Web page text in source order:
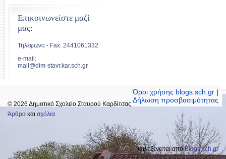
Επικοινωνείστε μαζί
μας:
Τηλέφωνο - Fax: 2441061332
e-mail:
mail@dim-stavr.kar.sch.gr
© 2026 Δημοτικό Σχολείο Σταυρού Καρδίτσας
Άρθρα και σχόλια
Φιλοξενείται απόBlogs.sch.gr
Όροι χρήσης blogs.sch.gr|
Δήλωση προσβασιμότητας